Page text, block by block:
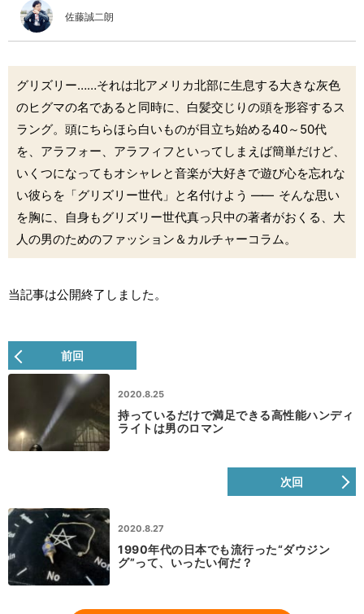
佐藤誠二朗
グリズリー……それは北アメリカ北部に生息する大きな灰色
のヒグマの名であると同時に、白髪交じりの頭を形容するス
ラング。頭にちらほら白いものが目立ち始める40～50代
を、アラフォー、アラフィフといってしまえば簡単だけど、
いくつになってもオシャレと音楽が大好きで遊び心を忘れな
い彼らを「グリズリー世代」と名付けよう ―― そんな思い
を胸に、自身もグリズリー世代真っ只中の著者がおくる、大
人の男のためのファッション＆カルチャーコラム。
当記事は公開終了しました。
前回
2020.8.25
持っているだけで満足できる高性能ハンディ
ライトは男のロマン
次回
2020.8.27
1990年代の日本でも流行った“ダウジン
グ”って、いったい何だ？